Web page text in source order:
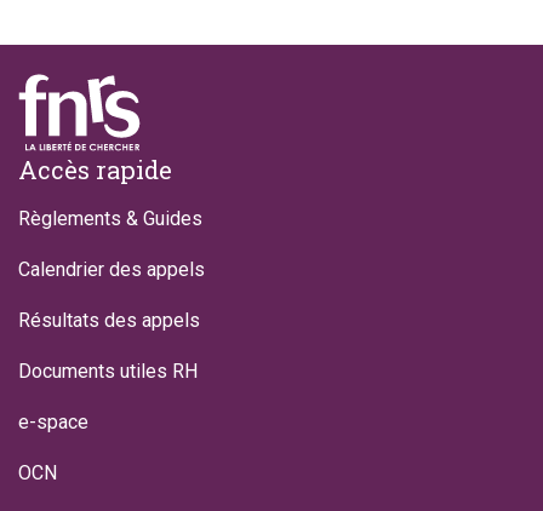
Footer
Accès rapide
Règlements & Guides
Calendrier des appels
Résultats des appels
Documents utiles RH
e-space
OCN